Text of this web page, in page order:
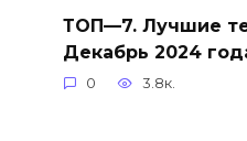
ТОП—7. Лучшие
Декабрь 2024
0 3.8к.